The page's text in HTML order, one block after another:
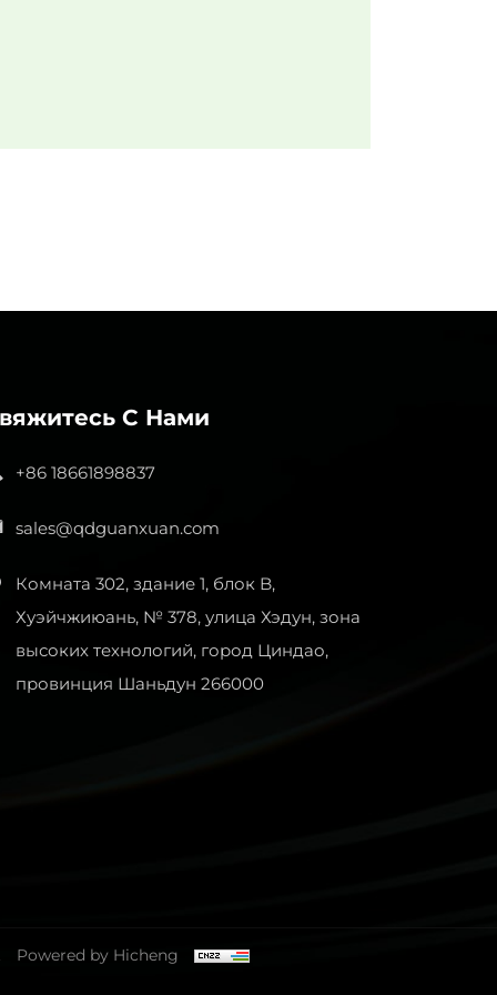
С Нами
+86 18661898837
sales@qdguanxuan.com
Комната 302, здание 1, блок B,
Хуэйчжиюань, № 378, улица Хэдун, зона
высоких технологий, город Циндао,
провинция Шаньдун 266000
Powered by Hicheng